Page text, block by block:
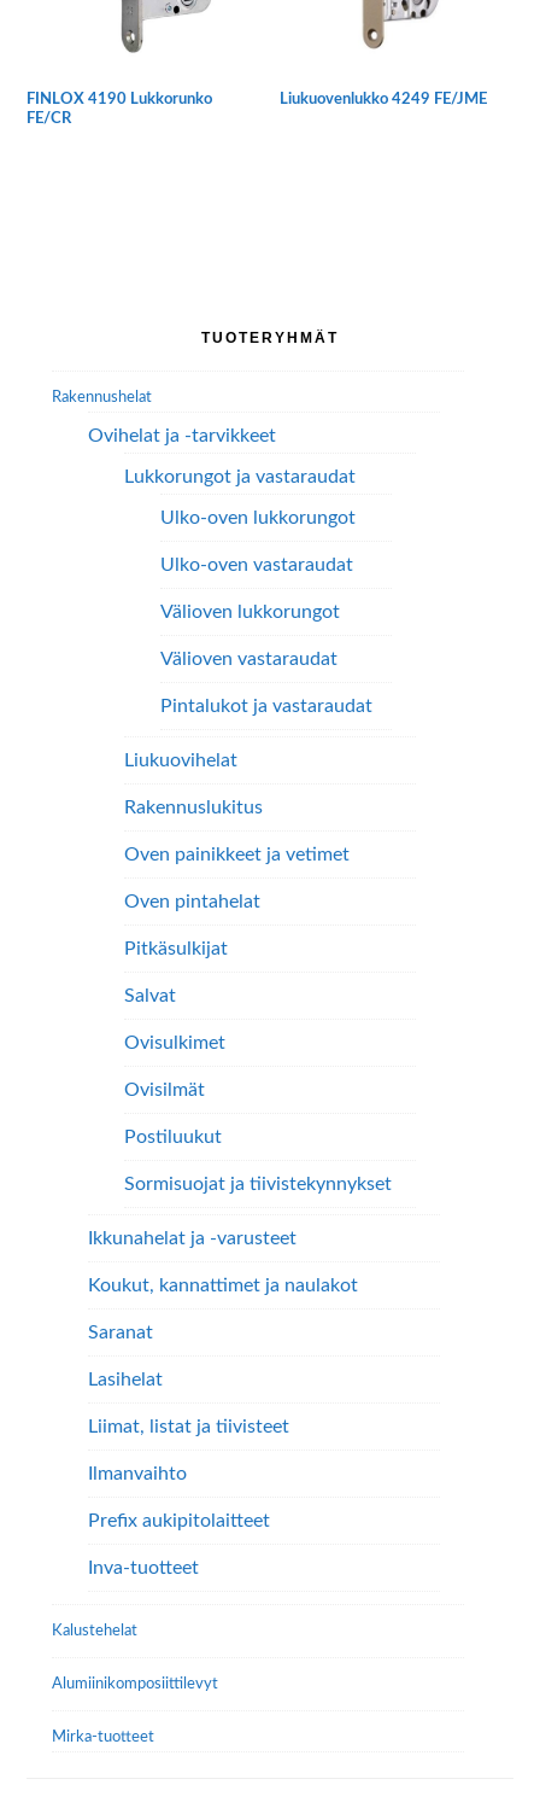
FINLOX 4190 Lukkorunko
FE/CR
sivulla.
Liukuovenlukko 4249 FE/JME
TUOTERYHMÄT
Rakennushelat
Ovihelat ja -tarvikkeet
Lukkorungot ja vastaraudat
Ulko-oven lukkorungot
Ulko-oven vastaraudat
Välioven lukkorungot
Välioven vastaraudat
Pintalukot ja vastaraudat
Liukuovihelat
Rakennuslukitus
Oven painikkeet ja vetimet
Oven pintahelat
Pitkäsulkijat
Salvat
Ovisulkimet
Ovisilmät
Postiluukut
Sormisuojat ja tiivistekynnykset
Ikkunahelat ja -varusteet
Koukut, kannattimet ja naulakot
Saranat
Lasihelat
Liimat, listat ja tiivisteet
Ilmanvaihto
Prefix aukipitolaitteet
Inva-tuotteet
Kalustehelat
Alumiini­komposiitti­levyt
Mirka-tuotteet